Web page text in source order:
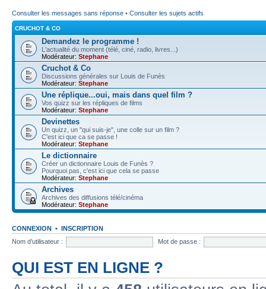
Consulter les messages sans réponse • Consulter les sujets actifs
CRUCHOT & CO
Demandez le programme !
L'actualité du moment (télé, ciné, radio, livres...)
Modérateur: Stephane
Cruchot & Co
Discussions générales sur Louis de Funès
Modérateur: Stephane
Une réplique...oui, mais dans quel film ?
Vos quizz sur les répliques de films
Modérateur: Stephane
Devinettes
Un quizz, un "qui suis-je", une colle sur un film ?
C'est ici que ca se passe !
Modérateur: Stephane
Le dictionnaire
Créer un dictionnaire Louis de Funès ?
Pourquoi pas, c'est ici que cela se passe
Modérateur: Stephane
Archives
Archives des diffusions télé/cinéma
Modérateur: Stephane
CONNEXION • INSCRIPTION
Nom d’utilisateur :
Mot de passe :
QUI EST EN LIGNE ?